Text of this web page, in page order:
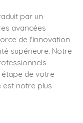
par un
avancées
de l'innovation
supérieure. Notre
étape de votre
est notre plus